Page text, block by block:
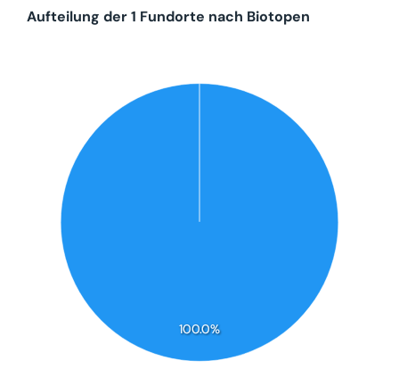
100.0%
Aufteilung der 1 Fundorte nach Biotopen